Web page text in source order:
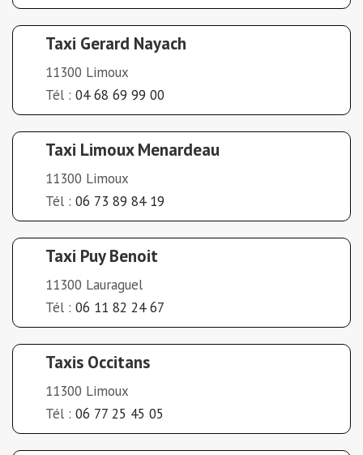
Taxi Gerard Nayach
11300 Limoux
Tél : 04 68 69 99 00
Taxi Limoux Menardeau
11300 Limoux
Tél : 06 73 89 84 19
Taxi Puy Benoit
11300 Lauraguel
Tél : 06 11 82 24 67
Taxis Occitans
11300 Limoux
Tél : 06 77 25 45 05